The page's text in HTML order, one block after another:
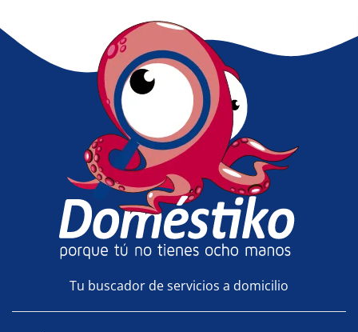
Tu buscador de servicios a domicilio